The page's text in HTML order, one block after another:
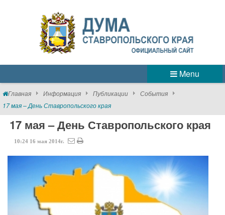
Menu
Главная Информация Публикации
События
17 мая – День Ставропольского края
17 мая – День Ставропольского края
10:24 16 мая 2014г.